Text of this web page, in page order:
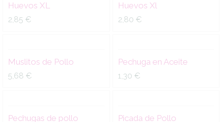
Huevos XL
2,85 €
Huevos Xl
2,80 €
Pollo
quantity
Muslitos de Pollo
5,68 €
Aceite
quantity
Pechuga en Aceite
1,30 €
pollo
quantity
Pechugas de pollo
Pollo
quantity
Picada de Pollo
quantity
Pollo